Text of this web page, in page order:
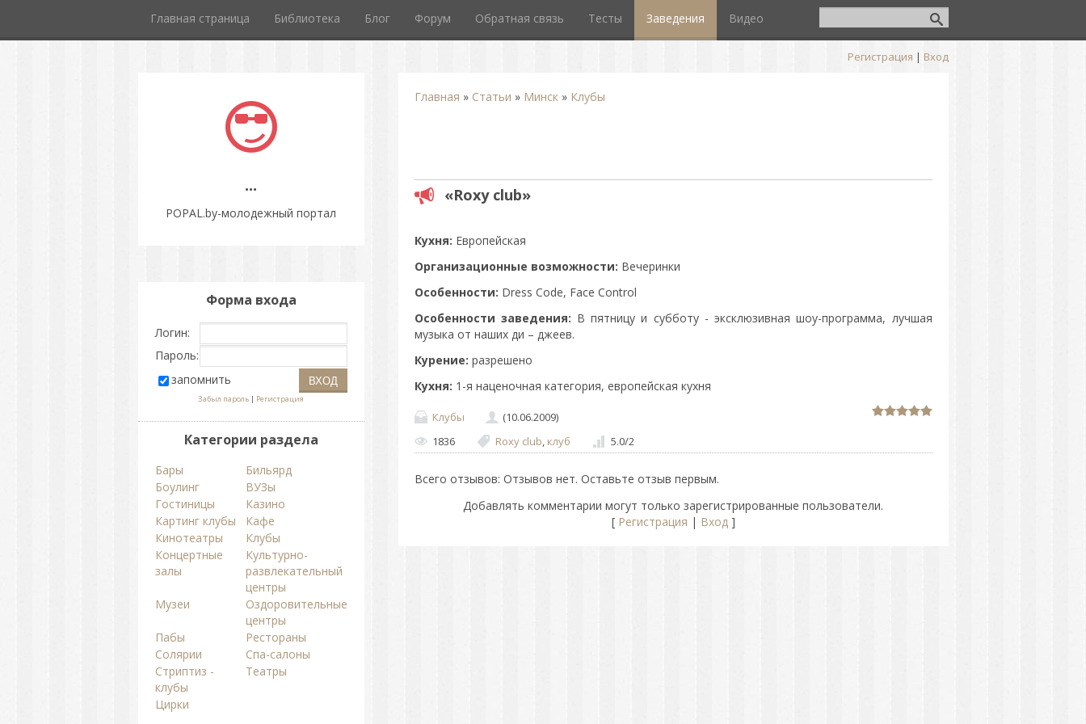
Главная страница Библиотека Блог Форум Обратная связь Тесты Заведения Видео
Регистрация | Вход
...
POPAL.by-молодежный портал
Главная » Статьи » Минск» Клубы
«Roxy club»
Кухня: Европейская
Организационные возможности: Вечеринки
Особенности: Dress Code, Face Control
Особенности заведения: В пятницу и субботу - эксклюзивная шоу-программа, лучшая
музыка от наших ди – джеев.
Курение: разрешено
Кухня: 1-я наценочная категория, европейская кухня
Клубы
(10.06.2009)
1836
Roxy club клуб 5.0/2
Всего отзывов: Отзывов нет. Оставьте отзыв первым.
Добавлять комментарии могут только зарегистрированные пользователи.
[ Регистрация | Вход]
Форма входа
Логин:
Пароль:
запомнить
Забыл пароль | Регистрация
Категории раздела
Бары
Бильярд
Боулинг
ВУЗы
Гостиницы
Казино
Картинг клубы
Кафе
Кинотеатры
Клубы
Концертные
залы
Культурно-
развлекательный
центры
Музеи
Оздоровительные
центры
Пабы
Рестораны
Солярии
Спа-салоны
Стриптиз -
клубы
Театры
Цирки